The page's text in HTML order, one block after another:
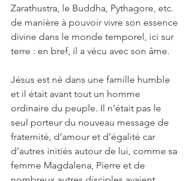
Zarathustra, le Buddha, Pythagore, etc.
de manière à pouvoir vivre son essence
divine dans le monde temporel, ici sur
terre : en bref, il a vécu avec son âme.
Jésus est né dans une famille humble
et il était avant tout un homme
ordinaire du peuple. Il n’était pas le
seul porteur du nouveau message de
fraternité, d’amour et d’égalité car
d’autres initiés autour de lui, comme sa
femme Magdalena, Pierre et de